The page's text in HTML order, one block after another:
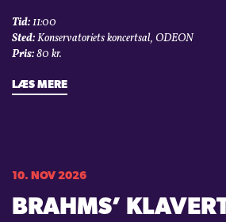
Tid:11:00
Sted:Konservatoriets koncertsal, ODEON
Pris:80 kr.
LÆS MERE
10. NOV 2026
BRAHMS’